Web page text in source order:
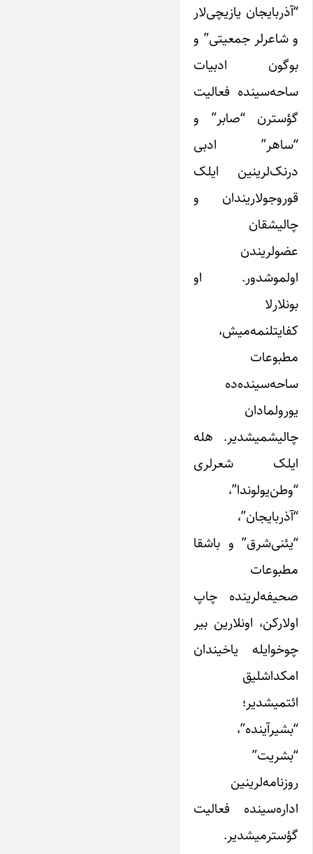
“آذربایجان یازیچی‌لار
و شاعرلر جمعیتی‌” و
بوگون ادبیات
ساحه‌سینده فعالیت
گؤسترن “صابر” و
“ساهر” ادبی
درنک‌لرینین ایلک
قوروجولاریندان و
چالیشقان
عضولریندن
اولموشدور. او
بونلارلا
کفایتلنمه‌میش،
مطبوعات
ساحه‌سینده‌ده
یورولمادان
چالیشمیشدیر. هله
ایلک شعرلری
“وطن‌یولوندا”،
“آذربایجان”،
“یئنی‌شرق” و باشقا
مطبوعات
صحیفه‌لرینده چاپ
اولارکن، اونلارین بیر
چوخوایله یاخیندان
امکداشلیق
ائتمیشدیر؛
“بشیر‌آینده”،
“بشریت”
روزنامه‌لرینین
اداره‌سینده فعالیت
گؤسترمیشدیر.